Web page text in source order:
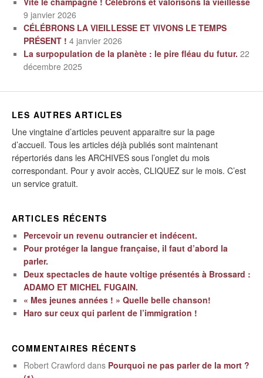
9 janvier 2026
CÉLÉBRONS LA VIEILLESSE ET VIVONS LE TEMPS
PRÉSENT ! 4 janvier 2026
La surpopulation de la planète : le pire fléau du futur. 22
décembre 2025
LES AUTRES ARTICLES
Une vingtaine d’articles peuvent apparaitre sur la page
d’accueil. Tous les articles déjà publiés sont maintenant
répertoriés dans les ARCHIVES sous l’onglet du mois
correspondant. Pour y avoir accès, CLIQUEZ sur le mois. C’est
un service gratuit.
ARTICLES RÉCENTS
Percevoir un revenu outrancier et indécent.
Pour protéger la langue française, il faut d’abord la
parler.
Deux spectacles de haute voltige présentés à Brossard :
ADAMO ET MICHEL FUGAIN.
« Mes jeunes années ! » Quelle belle chanson!
Haro sur ceux qui parlent de l’immigration !
COMMENTAIRES RÉCENTS
Robert Crawford dans Pourquoi ne pas parler de la mort ?